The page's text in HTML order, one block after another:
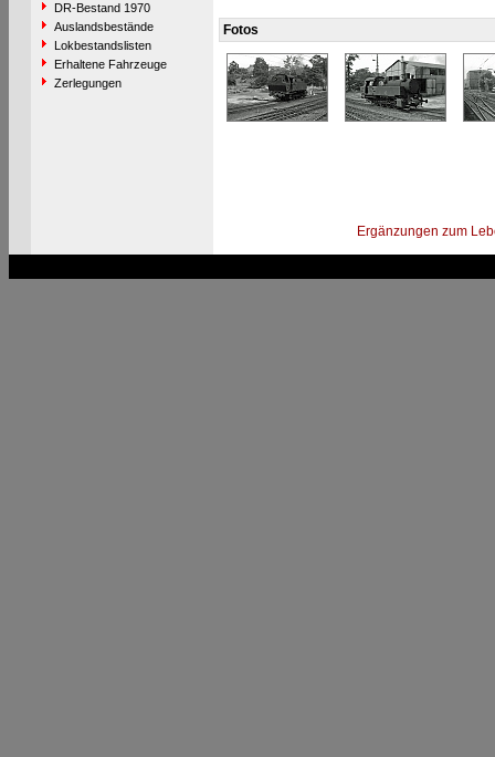
DR-Bestand 1970
Auslandsbestände
Lokbestandslisten
Erhaltene Fahrzeuge
Zerlegungen
Fotos
Ergänzungen zum